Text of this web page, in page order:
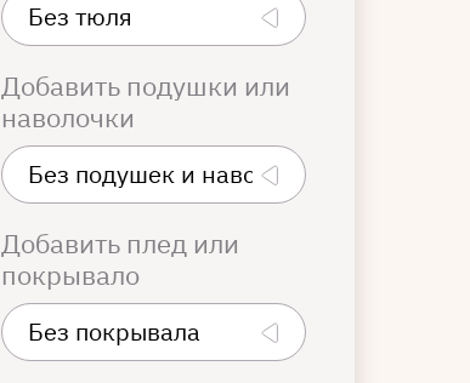
Добавить подушки или
наволочки
Добавить плед или
покрывало